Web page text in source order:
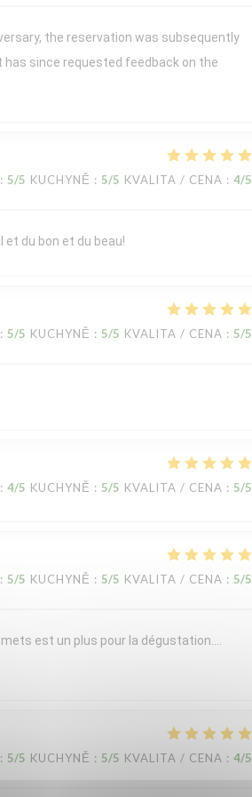
the reservation was subsequently
since requested feedback on the
: 5/5 KUCHYNĚ : 5/5 KVALITA / CENA : 4/5
du bon et du beau!
: 5/5 KUCHYNĚ : 5/5 KVALITA / CENA : 5/5
: 4/5 KUCHYNĚ : 5/5 KVALITA / CENA : 5/5
: 5/5 KUCHYNĚ : 5/5 KVALITA / CENA : 5/5
est un plus pour la dégustation….
: 5/5 KUCHYNĚ : 5/5 KVALITA / CENA : 4/5